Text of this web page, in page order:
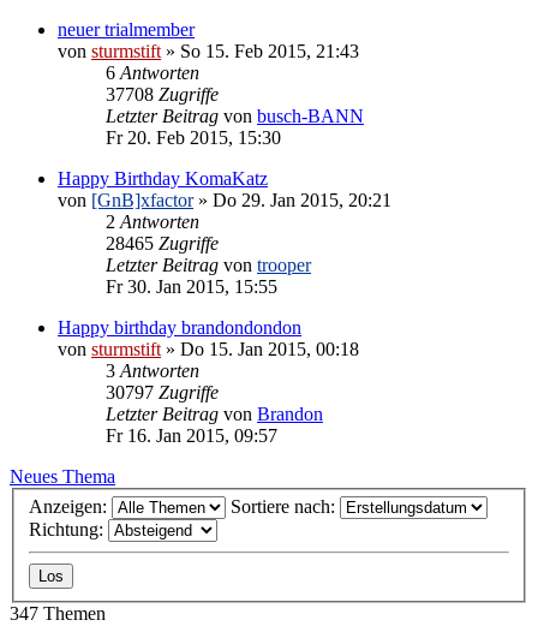
neuer trialmember
von sturmstift » So 15. Feb 2015, 21:43
6 Antworten
37708 Zugriffe
Letzter Beitrag von busch-BANN
Fr 20. Feb 2015, 15:30
Happy Birthday KomaKatz
von [GnB]xfactor» Do 29. Jan 2015, 20:21
2 Antworten
28465 Zugriffe
Letzter Beitrag von trooper
Fr 30. Jan 2015, 15:55
Happy birthday brandondondon
von sturmstift » Do 15. Jan 2015, 00:18
3 Antworten
30797 Zugriffe
Letzter Beitrag von Brandon
Fr 16. Jan 2015, 09:57
Neues Thema
Anzeigen:
Sortiere nach:
Richtung:
347 Themen